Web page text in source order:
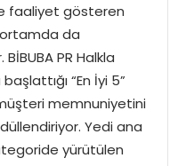
faaliyet gösteren
ortamda da
PR Halkla
“En İyi 5”
memnuniyetini
Yedi ana
yürütülen